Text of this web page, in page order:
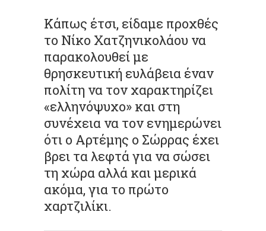
Κάπως έτσι, είδαμε προχθές
το Νίκο Χατζηνικολάου να
παρακολουθεί με
θρησκευτική ευλάβεια έναν
πολίτη να τον χαρακτηρίζει
«ελληνόψυχο» και στη
συνέχεια να τον ενημερώνει
ότι ο Αρτέμης ο Σώρρας έχει
βρει τα λεφτά για να σώσει
τη χώρα αλλά και μερικά
ακόμα, για το πρώτο
χαρτζιλίκι.